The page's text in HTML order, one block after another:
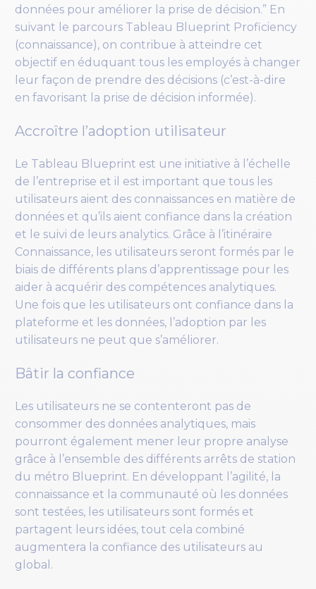
données pour améliorer la prise de décision.” En
suivant le parcours Tableau Blueprint Proficiency
(connaissance), on contribue à atteindre cet
objectif en éduquant tous les employés à changer
leur façon de prendre des décisions (c’est-à-dire
en favorisant la prise de décision informée).
Accroître l’adoption utilisateur
Le Tableau Blueprint est une initiative à l’échelle
de l’entreprise et il est important que tous les
utilisateurs aient des connaissances en matière de
données et qu’ils aient confiance dans la création
et le suivi de leurs analytics. Grâce à l’itinéraire
Connaissance, les utilisateurs seront formés par le
biais de différents plans d’apprentissage pour les
aider à acquérir des compétences analytiques.
Une fois que les utilisateurs ont confiance dans la
plateforme et les données, l’adoption par les
utilisateurs ne peut que s’améliorer.
Bâtir la confiance
Les utilisateurs ne se contenteront pas de
consommer des données analytiques, mais
pourront également mener leur propre analyse
grâce à l’ensemble des différents arrêts de station
du métro Blueprint. En développant l’agilité, la
connaissance et la communauté où les données
sont testées, les utilisateurs sont formés et
partagent leurs idées, tout cela combiné
augmentera la confiance des utilisateurs au
global.